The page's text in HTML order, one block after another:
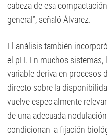
cabeza de esa
general”, señaló Álvarez.
El análisis también
el pH. En muchos
variable deriva en procesos
directo sobre la
vuelve especialmente
de una adecuada
condicionan la fijación